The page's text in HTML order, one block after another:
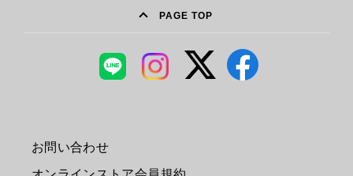
PAGE TOP
お問い合わせ